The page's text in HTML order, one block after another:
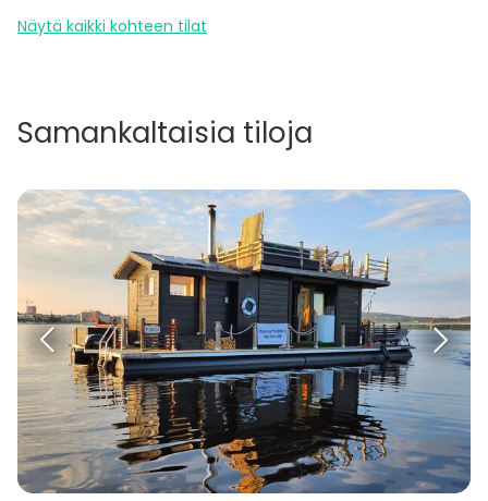
Näytä kaikki kohteen tilat
Samankaltaisia tiloja